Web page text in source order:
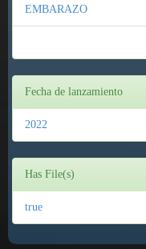
EMBARAZO
Fecha de lanzamiento
2022
Has File(s)
true